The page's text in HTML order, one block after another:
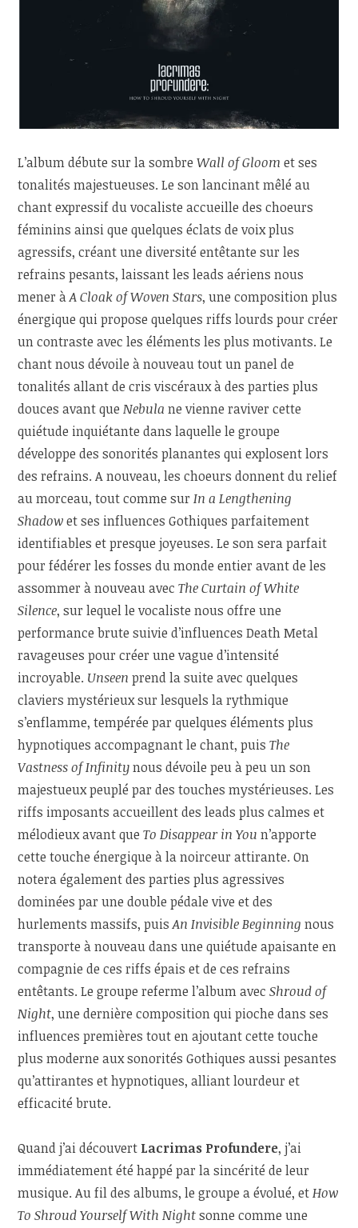
L’album débute sur la sombreWall of Gloom et ses
tonalités majestueuses. Le son lancinant mêlé au
chant expressif du vocaliste accueille des choeurs
féminins ainsi que quelques éclats de voix plus
agressifs, créant une diversité entêtante sur les
refrains pesants, laissant les leads aériens nous
mener àA Cloak of Woven Stars, une composition plus
énergique qui propose quelques riffs lourds pour créer
un contraste avec les éléments les plus motivants. Le
chant nous dévoile à nouveau tout un panel de
tonalités allant de cris viscéraux à des parties plus
douces avant queNebula ne vienne raviver cette
quiétude inquiétante dans laquelle le groupe
développe des sonorités planantes qui explosent lors
des refrains. A nouveau, les choeurs donnent du relief
au morceau, tout comme surIn a Lengthening
Shadowet ses influences Gothiques parfaitement
identifiables et presque joyeuses. Le son sera parfait
pour fédérer les fosses du monde entier avant de les
assommer à nouveau avecThe Curtain of White
Silence, sur lequel le vocaliste nous offre une
performance brute suivie d’influences Death Metal
ravageuses pour créer une vague d’intensité
incroyable. Unseen prend la suite avec quelques
claviers mystérieux sur lesquels la rythmique
s’enflamme, tempérée par quelques éléments plus
hypnotiques accompagnant le chant, puisThe
Vastness of Infinitynous dévoile peu à peu un son
majestueux peuplé par des touches mystérieuses. Les
riffs imposants accueillent des leads plus calmes et
mélodieux avant queTo Disappear in You n’apporte
cette touche énergique à la noirceur attirante. On
notera également des parties plus agressives
dominées par une double pédale vive et des
hurlements massifs, puisAn Invisible Beginning nous
transporte à nouveau dans une quiétude apaisante en
compagnie de ces riffs épais et de ces refrains
entêtants. Le groupe referme l’album avecShroud of
Night, une dernière composition qui pioche dans ses
influences premières tout en ajoutant cette touche
plus moderne aux sonorités Gothiques aussi pesantes
qu’attirantes et hypnotiques, alliant lourdeur et
efficacité brute.
Quand j’ai découvert Lacrimas Profundere, j’ai
immédiatement été happé par la sincérité de leur
musique. Au fil des albums, le groupe a évolué, etHow
To Shroud Yourself With Nightsonne comme une